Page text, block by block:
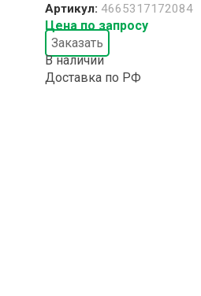
Артикул: 4665317172084
Цена по запросу
Заказать
В наличии
Доставка по РФ